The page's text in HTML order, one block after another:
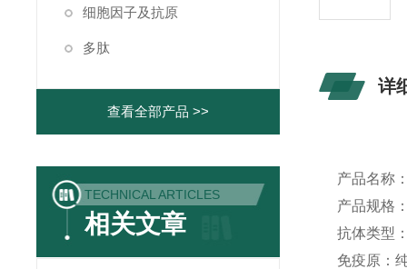
细胞因子及抗原
多肽
查看全部产品 >>
TECHNICAL ARTICLES
相关文章
详
产品名称
产品规格
抗体类型
免疫原：